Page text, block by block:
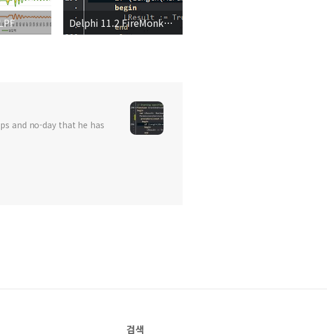
Delphi 11.2 FireMonkey Low Code App Wizard - Error
and no-day that he has
검색